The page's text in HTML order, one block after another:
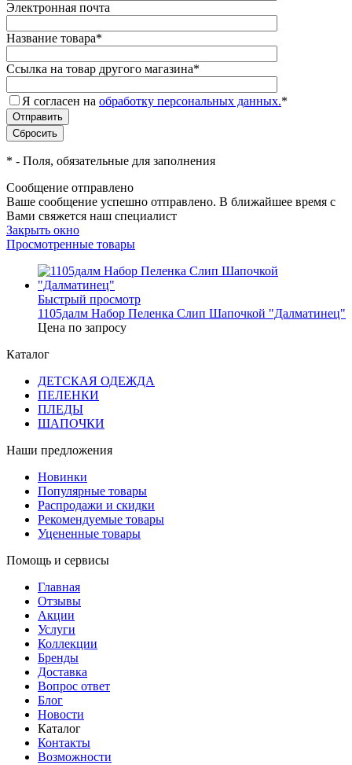
Электронная почта
Название товара*
Ссылка на товар другого магазина*
Я согласен на обработку персональных данных.*
* - Поля, обязательные для заполнения
Сообщение отправлено
Ваше сообщение успешно отправлено. В ближайшее время с
Вами свяжется наш специалист
Закрыть окно
Просмотренные товары
Быстрый просмотр
1105далм Набор Пеленка Слип Шапочкой "Далматинец"
Цена по запросу
Каталог
ДЕТСКАЯ ОДЕЖДА
ПЕЛЕНКИ
ПЛЕДЫ
ШАПОЧКИ
Наши предложения
Новинки
Популярные товары
Распродажи и скидки
Рекомендуемые товары
Уцененные товары
Помощь и сервисы
Главная
Отзывы
Акции
Услуги
Коллекции
Бренды
Доставка
Вопрос ответ
Блог
Новости
Каталог
Контакты
Возможности